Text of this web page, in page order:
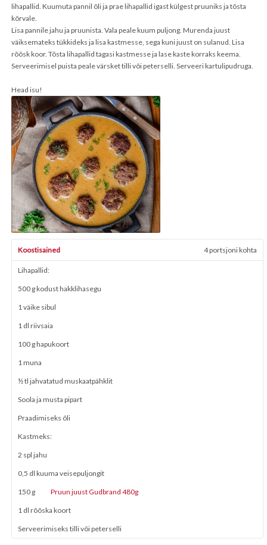
lihapallid. Kuumuta pannil õli ja prae lihapallid igast külgest pruuniks ja tõsta
kõrvale.
Lisa pannile jahu ja pruunista. Vala peale kuum puljong. Murenda juust
väiksemateks tükkideks ja lisa kastmesse, sega kuni juust on sulanud. Lisa
rõõsk koor. Tõsta lihapallid tagasi kastmesse ja lase kaste korraks keema.
Serveerimisel puista peale värsket tilli või peterselli. Serveeri kartulipudruga.
Head isu!
4 portsjoni kohta
Koostisained
Lihapallid:
500 g kodust hakklihasegu
1 väike sibul
1 dl riivsaia
100 g hapukoort
1 muna
½ tl jahvatatud muskaatpähklit
Soola ja musta pipart
Praadimiseks õli
Kastmeks:
2 spl jahu
0,5 dl kuuma veisepuljongit
150 g Pruun juust Gudbrand 480g
1 dl rõõska koort
Serveerimiseks tilli või peterselli